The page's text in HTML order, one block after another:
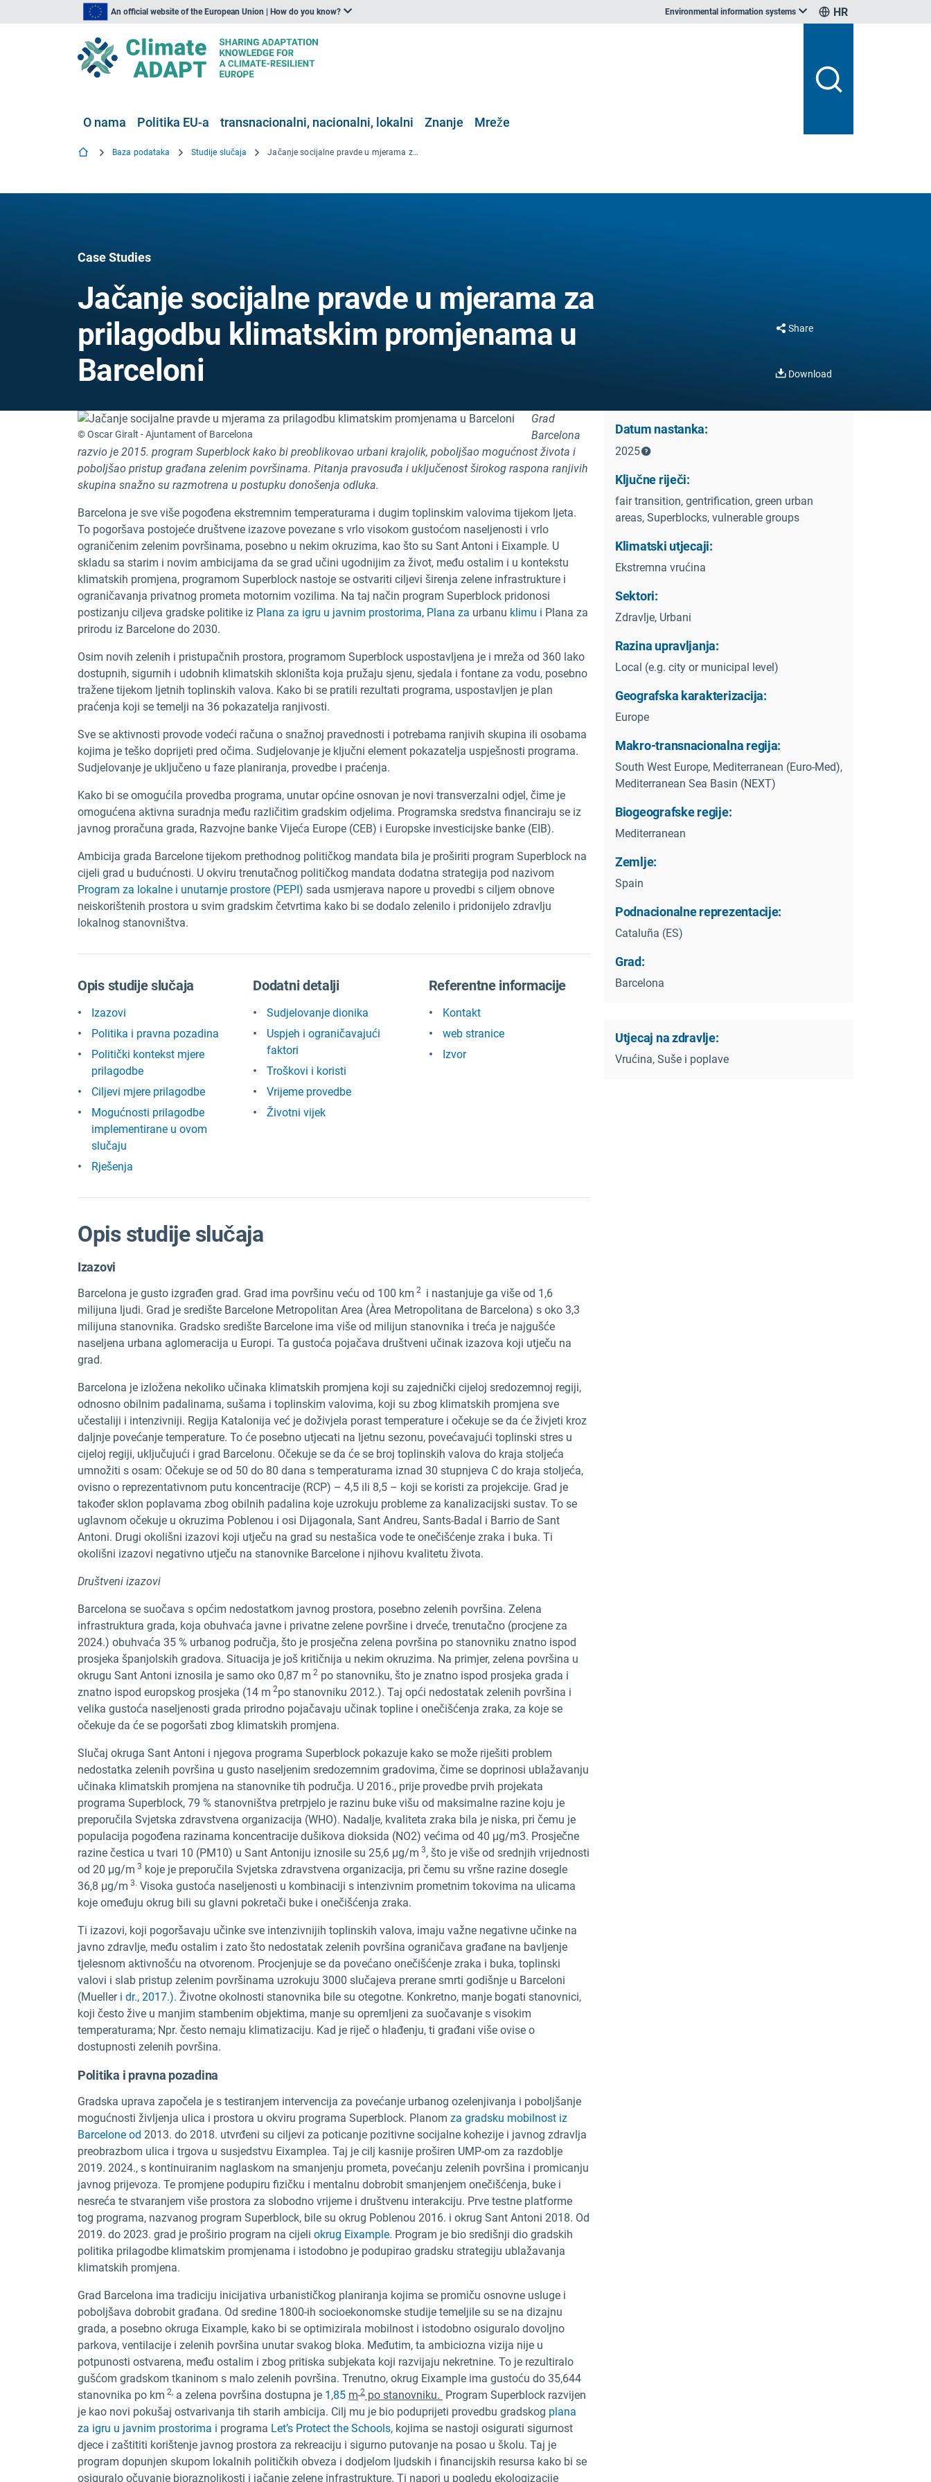
An official website of the European Union | How do you know? Environmental information systems HR
O nama Politika EU-a transnacionalni, nacionalni, lokalni Znanje Mreže
Baza podataka Studije slučaja Jačanje socijalne pravde u mjerama za prilagodbu klimatskim promjenama u Barceloni
Case Studies
Jačanje socijalne pravde u mjerama za
prilagodbu klimatskim promjenama u
Barceloni
Share
Download
© Oscar Giralt - Ajuntament of Barcelona
Grad
Barcelona
razvio je 2015. program Superblock kako bi preoblikovao urbani krajolik, poboljšao mogućnost života i
poboljšao pristup građana zelenim površinama. Pitanja pravosuđa i uključenost širokog raspona ranjivih
skupina snažno su razmotrena u postupku donošenja odluka.
Barcelona je sve više pogođena ekstremnim temperaturama i dugim toplinskim valovima tijekom ljeta.
To pogoršava postojeće društvene izazove povezane s vrlo visokom gustoćom naseljenosti i vrlo
ograničenim zelenim površinama, posebno u nekim okruzima, kao što su Sant Antoni i Eixample. U
skladu sa starim i novim ambicijama da se grad učini ugodnijim za život, među ostalim i u kontekstu
klimatskih promjena, programom Superblock nastoje se ostvariti ciljevi širenja zelene infrastrukture i
ograničavanja privatnog prometa motornim vozilima. Na taj način program Superblock pridonosi
postizanju ciljeva gradske politike iz Plana za igru u javnim prostorima, Plana za urbanu klimu i Plana za
prirodu iz Barcelone do 2030.
Osim novih zelenih i pristupačnih prostora, programom Superblock uspostavljena je i mreža od 360 lako
dostupnih, sigurnih i udobnih klimatskih skloništa koja pružaju sjenu, sjedala i fontane za vodu, posebno
tražene tijekom ljetnih toplinskih valova. Kako bi se pratili rezultati programa, uspostavljen je plan
praćenja koji se temelji na 36 pokazatelja ranjivosti.
Sve se aktivnosti provode vodeći računa o snažnoj pravednosti i potrebama ranjivih skupina ili osobama
kojima je teško doprijeti pred očima. Sudjelovanje je ključni element pokazatelja uspješnosti programa.
Sudjelovanje je uključeno u faze planiranja, provedbe i praćenja.
Kako bi se omogućila provedba programa, unutar općine osnovan je novi transverzalni odjel, čime je
omogućena aktivna suradnja među različitim gradskim odjelima. Programska sredstva financiraju se iz
javnog proračuna grada, Razvojne banke Vijeća Europe (CEB) i Europske investicijske banke (EIB).
Ambicija grada Barcelone tijekom prethodnog političkog mandata bila je proširiti program Superblock na
cijeli grad u budućnosti. U okviru trenutačnog političkog mandata dodatna strategija pod nazivom
Program za lokalne i unutarnje prostore (PEPI) sada usmjerava napore u provedbi s ciljem obnove
neiskorištenih prostora u svim gradskim četvrtima kako bi se dodalo zelenilo i pridonijelo zdravlju
lokalnog stanovništva.
Opis studije slučaja
Izazovi
Politika i pravna pozadina
Politički kontekst mjere
prilagodbe
Ciljevi mjere prilagodbe
Mogućnosti prilagodbe
implementirane u ovom
slučaju
Rješenja
Dodatni detalji
Sudjelovanje dionika
Uspjeh i ograničavajući
faktori
Troškovi i koristi
Vrijeme provedbe
Životni vijek
Referentne informacije
Kontakt
web stranice
Izvor
Opis studije slučaja
Izazovi
Barcelona je gusto izgrađen grad. Grad ima površinu veću od 100 km 2 i nastanjuje ga više od 1,6
milijuna ljudi. Grad je središte Barcelone Metropolitan Area (Àrea Metropolitana de Barcelona) s oko 3,3
milijuna stanovnika. Gradsko središte Barcelone ima više od milijun stanovnika i treća je najgušće
naseljena urbana aglomeracija u Europi. Ta gustoća pojačava društveni učinak izazova koji utječu na
grad.
Barcelona je izložena nekoliko učinaka klimatskih promjena koji su zajednički cijeloj sredozemnoj regiji,
odnosno obilnim padalinama, sušama i toplinskim valovima, koji su zbog klimatskih promjena sve
učestaliji i intenzivniji. Regija Katalonija već je doživjela porast temperature i očekuje se da će živjeti kroz
daljnje povećanje temperature. To će posebno utjecati na ljetnu sezonu, povećavajući toplinski stres u
cijeloj regiji, uključujući i grad Barcelonu. Očekuje se da će se broj toplinskih valova do kraja stoljeća
umnožiti s osam: Očekuje se od 50 do 80 dana s temperaturama iznad 30 stupnjeva C do kraja stoljeća,
ovisno o reprezentativnom putu koncentracije (RCP) – 4,5 ili 8,5 – koji se koristi za projekcije. Grad je
također sklon poplavama zbog obilnih padalina koje uzrokuju probleme za kanalizacijski sustav. To se
uglavnom očekuje u okruzima Poblenou i osi Dijagonala, Sant Andreu, Sants-Badal i Barrio de Sant
Antoni. Drugi okolišni izazovi koji utječu na grad su nestašica vode te onečišćenje zraka i buka. Ti
okolišni izazovi negativno utječu na stanovnike Barcelone i njihovu kvalitetu života.
Društveni izazovi
Barcelona se suočava s općim nedostatkom javnog prostora, posebno zelenih površina. Zelena
infrastruktura grada, koja obuhvaća javne i privatne zelene površine i drveće, trenutačno (procjene za
2024.) obuhvaća 35 % urbanog područja, što je prosječna zelena površina po stanovniku znatno ispod
prosjeka španjolskih gradova. Situacija je još kritičnija u nekim okruzima. Na primjer, zelena površina u
okrugu Sant Antoni iznosila je samo oko 0,87 m 2 po stanovniku, što je znatno ispod prosjeka grada i
znatno ispod europskog prosjeka (14 m 2po stanovniku 2012.). Taj opći nedostatak zelenih površina i
velika gustoća naseljenosti grada prirodno pojačavaju učinak topline i onečišćenja zraka, za koje se
očekuje da će se pogoršati zbog klimatskih promjena.
Slučaj okruga Sant Antoni i njegova programa Superblock pokazuje kako se može riješiti problem
nedostatka zelenih površina u gusto naseljenim sredozemnim gradovima, čime se doprinosi ublažavanju
učinaka klimatskih promjena na stanovnike tih područja. U 2016., prije provedbe prvih projekata
programa Superblock, 79 % stanovništva pretrpjelo je razinu buke višu od maksimalne razine koju je
preporučila Svjetska zdravstvena organizacija (WHO). Nadalje, kvaliteta zraka bila je niska, pri čemu je
populacija pogođena razinama koncentracije dušikova dioksida (NO2) većima od 40 μg/m3. Prosječne
razine čestica u tvari 10 (PM10) u Sant Antoniju iznosile su 25,6 μg/m 3, što je više od srednjih vrijednosti
od 20 μg/m 3 koje je preporučila Svjetska zdravstvena organizacija, pri čemu su vršne razine dosegle
36,8 μg/m 3. Visoka gustoća naseljenosti u kombinaciji s intenzivnim prometnim tokovima na ulicama
koje omeđuju okrug bili su glavni pokretači buke i onečišćenja zraka.
Ti izazovi, koji pogoršavaju učinke sve intenzivnijih toplinskih valova, imaju važne negativne učinke na
javno zdravlje, među ostalim i zato što nedostatak zelenih površina ograničava građane na bavljenje
tjelesnom aktivnošću na otvorenom. Procjenjuje se da povećano onečišćenje zraka i buka, toplinski
valovi i slab pristup zelenim površinama uzrokuju 3000 slučajeva prerane smrti godišnje u Barceloni
(Muelleri dr., 2017.). Životne okolnosti stanovnika bile su otegotne. Konkretno, manje bogati stanovnici,
koji često žive u manjim stambenim objektima, manje su opremljeni za suočavanje s visokim
temperaturama; Npr. često nemaju klimatizaciju. Kad je riječ o hlađenju, ti građani više ovise o
dostupnosti zelenih površina.
Politika i pravna pozadina
Gradska uprava započela je s testiranjem intervencija za povećanje urbanog ozelenjivanja i poboljšanje
mogućnosti življenja ulica i prostora u okviru programa Superblock. Planom za gradsku mobilnost iz
Barcelone od 2013. do 2018. utvrđeni su ciljevi za poticanje pozitivne socijalne kohezije i javnog zdravlja
preobrazbom ulica i trgova u susjedstvu Eixamplea. Taj je cilj kasnije proširen UMP-om za razdoblje
2019. 2024., s kontinuiranim naglaskom na smanjenju prometa, povećanju zelenih površina i promicanju
javnog prijevoza. Te promjene podupiru fizičku i mentalnu dobrobit smanjenjem onečišćenja, buke i
nesreća te stvaranjem više prostora za slobodno vrijeme i društvenu interakciju. Prve testne platforme
tog programa, nazvanog program Superblock, bile su okrug Poblenou 2016. i okrug Sant Antoni 2018. Od
2019. do 2023. grad je proširio program na cijeli okrug Eixample. Program je bio središnji dio gradskih
politika prilagodbe klimatskim promjenama i istodobno je podupirao gradsku strategiju ublažavanja
klimatskih promjena.
Grad Barcelona ima tradiciju inicijativa urbanističkog planiranja kojima se promiču osnovne usluge i
poboljšava dobrobit građana. Od sredine 1800-ih socioekonomske studije temeljile su se na dizajnu
grada, a posebno okruga Eixample, kako bi se optimizirala mobilnost i istodobno osiguralo dovoljno
parkova, ventilacije i zelenih površina unutar svakog bloka. Međutim, ta ambiciozna vizija nije u
potpunosti ostvarena, među ostalim i zbog pritiska subjekata koji razvijaju nekretnine. To je rezultiralo
gušćom gradskom tkaninom s malo zelenih površina. Trenutno, okrug Eixample ima gustoću do 35,644
stanovnika po km 2, a zelena površina dostupna je 1,85 m 2 po stanovniku. Program Superblock razvijen
je kao novi pokušaj ostvarivanja tih starih ambicija. Cilj mu je bio poduprijeti provedbu gradskog plana
za igru u javnim prostorima i programa Let’s Protect the Schools, kojima se nastoji osigurati sigurnost
djece i zaštititi korištenje javnog prostora za rekreaciju i sigurno putovanje na posao u školu. Taj je
program dopunjen skupom lokalnih političkih obveza i dodjelom ljudskih i financijskih resursa kako bi se
osiguralo očuvanje bioraznolikosti i jačanje zelene infrastrukture. Ti napori u pogledu ekologizacije
Datum nastanka:
2025
Ključne riječi:
fair transition, gentrification, green urban
areas, Superblocks, vulnerable groups
Klimatski utjecaji:
Ekstremna vrućina
Sektori:
Zdravlje, Urbani
Razina upravljanja:
Local (e.g. city or municipal level)
Geografska karakterizacija:
Europe
Makro-transnacionalna regija:
South West Europe, Mediterranean (Euro-Med),
Mediterranean Sea Basin (NEXT)
Biogeografske regije:
Mediterranean
Zemlje:
Spain
Podnacionalne reprezentacije:
Cataluña (ES)
Grad:
Barcelona
Utjecaj na zdravlje:
Vrućina, Suše i poplave